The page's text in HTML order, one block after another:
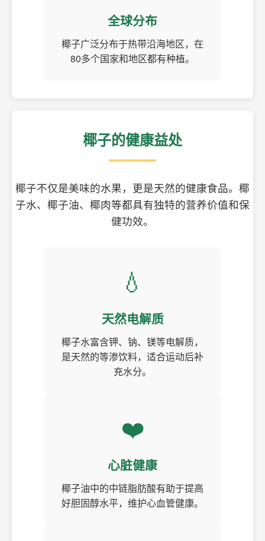
全球分布
椰子广泛分布于热带沿海地区，在
80多个国家和地区都有种植。
椰子的健康益处
椰子不仅是美味的水果，更是天然的健康食品。椰
子水、椰子油、椰肉等都具有独特的营养价值和保
健功效。
💧
天然电解质
椰子水富含钾、钠、镁等电解质，
是天然的等渗饮料，适合运动后补
充水分。
❤️
心脏健康
椰子油中的中链脂肪酸有助于提高
好胆固醇水平，维护心血管健康。